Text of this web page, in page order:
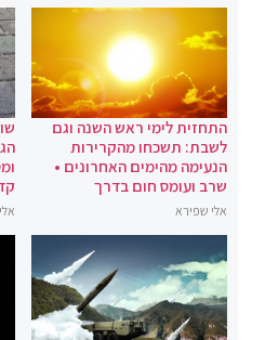
התחזית לימי ראש השנה וגם
לשבת: תשכחו מהקרירות
הנעימה מהימים האחרונים •
שרב ועומס חום בדרך
אלי שפירא